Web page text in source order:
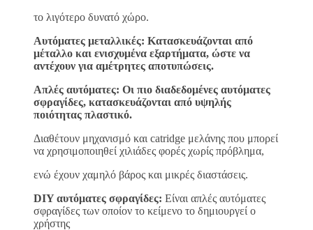
το λιγότερο δυνατό χώρο.
Αυτόματες μεταλλικές: Κατασκευάζονται από
μέταλλο και ενισχυμένα εξαρτήματα, ώστε να
αντέχουν για αμέτρητες αποτυπώσεις.
Απλές αυτόματες: Οι πιο διαδεδομένες αυτόματες
σφραγίδες, κατασκευάζονται από υψηλής
ποιότητας πλαστικό.
Διαθέτουν μηχανισμό και catridge μελάνης που μπορεί
να χρησιμοποιηθεί χιλιάδες φορές χωρίς πρόβλημα,
ενώ έχουν χαμηλό βάρος και μικρές διαστάσεις.
DIY αυτόματες σφραγίδες: Είναι απλές αυτόματες
σφραγίδες των οποίον το κείμενο το δημιουργεί ο
χρήστης